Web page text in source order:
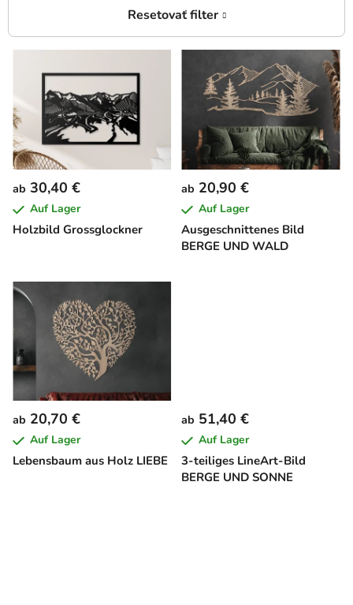
L
t
e
d
e
r
P
r
d
u
t
e
Holzbild Grossglockner
ab 30,40 €
Auf Lager
Ausgeschnittenes Bild
BERGE UND WALD
ab 20,90 €
Auf Lager
Lebensbaum aus Holz LIEBE
ab 20,70 €
Auf Lager
3-teiliges LineArt-Bild
BERGE UND SONNE
ab 51,40 €
Auf Lager